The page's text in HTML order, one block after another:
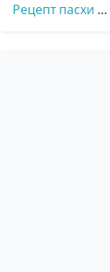
Рецепт пасхи …